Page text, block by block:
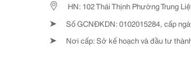
HN: 102 Thái Thịnh Phường Trung
➤ Số GCNĐKDN: 0102015284, cấp
➤ Nơi cấp: Sở kế hoạch và đầu tư